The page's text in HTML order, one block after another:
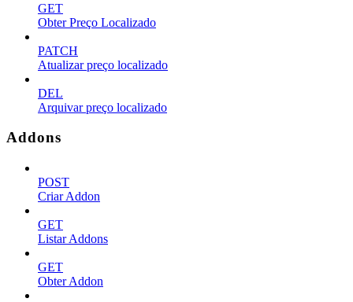
GET
Obter Preço Localizado
PATCH
Atualizar preço localizado
DEL
Arquivar preço localizado
Addons
POST
Criar Addon
GET
Listar Addons
GET
Obter Addon